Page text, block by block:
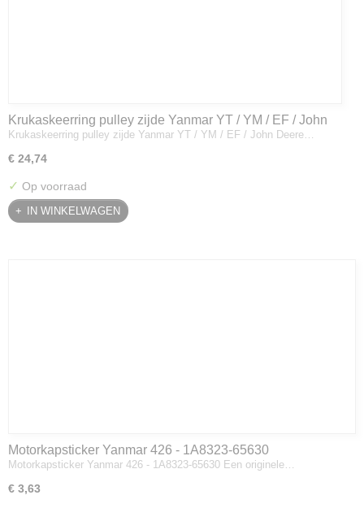
Krukaskeerring pulley zijde Yanmar YT / YM / EF / John
Deere - 119934-01800
Krukaskeerring pulley zijde Yanmar YT / YM / EF / John Deere…
€ 24,74
✓ Op voorraad
IN WINKELWAGEN
Motorkapsticker Yanmar 426 - 1A8323-65630
Motorkapsticker Yanmar 426 - 1A8323-65630 Een originele…
€ 3,63